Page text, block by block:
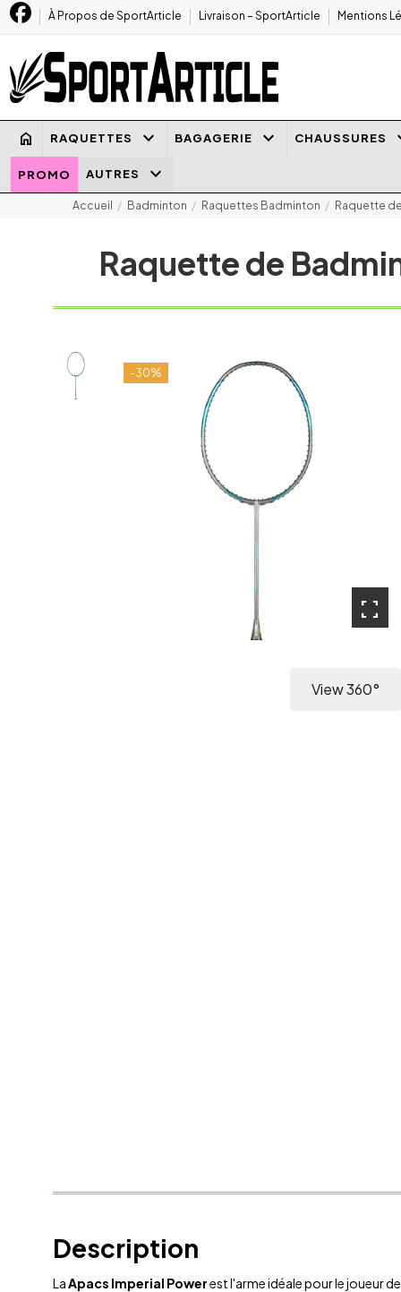
À Propos de SportArticle Livraison – SportArticle Mentions
home RAQUETTES keyboard_arrow_down BAGAGERIE keyboard_arrow_down CHAUSSURES
PROMO AUTRES keyboard_arrow_down
Accueil Badminton Raquettes Badminton Raquette
Raquette de
-30%
fullscreen
View 360°
Description
LaApacs Imperial Powerest l'arme idéale pour le joueur